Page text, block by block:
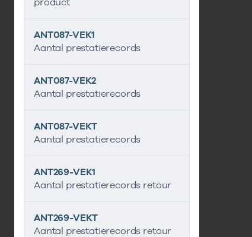
ANT087-VEK1
Aantal prestatierecords
ANT087-VEK2
Aantal prestatierecords
ANT087-VEKT
Aantal prestatierecords
ANT269-VEK1
Aantal prestatierecords retour
ANT269-VEKT
Aantal prestatierecords retour